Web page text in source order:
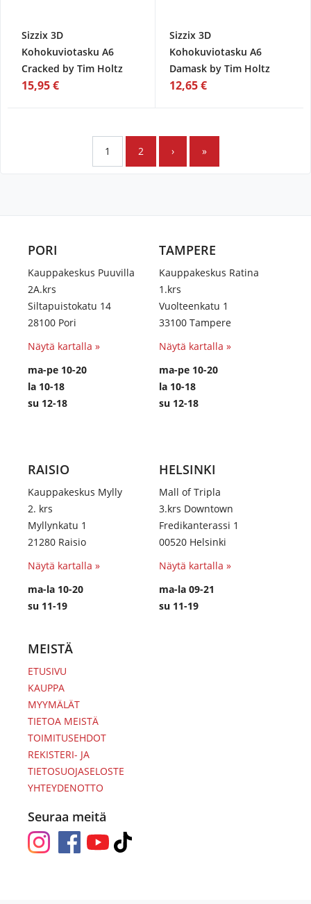
Sizzix 3D
Kohokuviotasku A6
Cracked by Tim Holtz
15,95 €
Sizzix 3D
Kohokuviotasku A6
Damask by Tim Holtz
12,65 €
1 2 › »
PORI
Kauppakeskus Puuvilla
2A.krs
Siltapuistokatu 14
28100 Pori
Näytä kartalla »
ma-pe 10-20
la 10-18
su 12-18
TAMPERE
Kauppakeskus Ratina
1.krs
Vuolteenkatu 1
33100 Tampere
Näytä kartalla »
ma-pe 10-20
la 10-18
su 12-18
RAISIO
Kauppakeskus Mylly
2. krs
Myllynkatu 1
21280 Raisio
Näytä kartalla »
ma-la 10-20
su 11-19
HELSINKI
Mall of Tripla
3.krs Downtown
Fredikanterassi 1
00520 Helsinki
Näytä kartalla »
ma-la 09-21
su 11-19
MEISTÄ
ETUSIVU
KAUPPA
MYYMÄLÄT
TIETOA MEISTÄ
TOIMITUSEHDOT
REKISTERI- JA
TIETOSUOJASELOSTE
YHTEYDENOTTO
Seuraa meitä